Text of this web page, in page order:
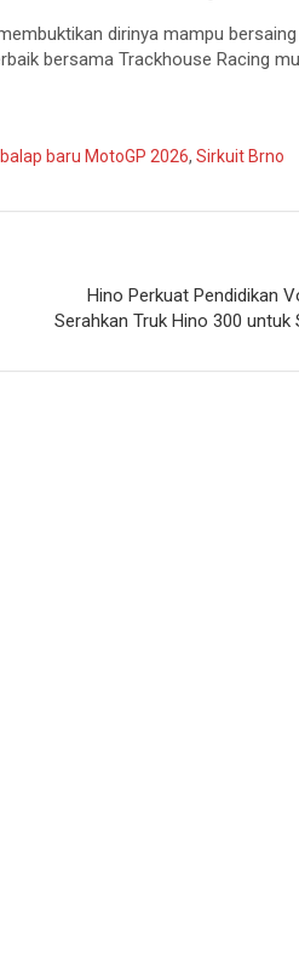
dirinya mampu
bersama Trackhouse Racing
baru MotoGP 2026, Sirkuit Brno
Hino Perkuat Pendidikan
Serahkan Truk Hino 300 untuk